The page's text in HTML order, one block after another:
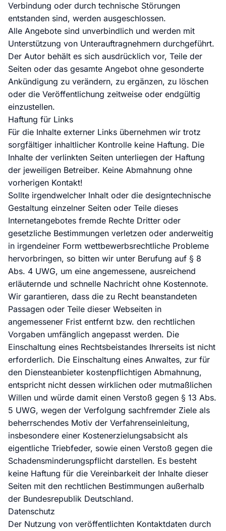
Verbindung oder durch technische Störungen
entstanden sind, werden ausgeschlossen.
Alle Angebote sind unverbindlich und werden mit
Unterstützung von Unterauftragnehmern durchgeführt.
Der Autor behält es sich ausdrücklich vor, Teile der
Seiten oder das gesamte Angebot ohne gesonderte
Ankündigung zu verändern, zu ergänzen, zu löschen
oder die Veröffentlichung zeitweise oder endgültig
einzustellen.
Haftung für Links
Für die Inhalte externer Links übernehmen wir trotz
sorgfältiger inhaltlicher Kontrolle keine Haftung. Die
Inhalte der verlinkten Seiten unterliegen der Haftung
der jeweiligen Betreiber. Keine Abmahnung ohne
vorherigen Kontakt!
Sollte irgendwelcher Inhalt oder die designtechnische
Gestaltung einzelner Seiten oder Teile dieses
Internetangebotes fremde Rechte Dritter oder
gesetzliche Bestimmungen verletzen oder anderweitig
in irgendeiner Form wettbewerbsrechtliche Probleme
hervorbringen, so bitten wir unter Berufung auf § 8
Abs. 4 UWG, um eine angemessene, ausreichend
erläuternde und schnelle Nachricht ohne Kostennote.
Wir garantieren, dass die zu Recht beanstandeten
Passagen oder Teile dieser Webseiten in
angemessener Frist entfernt bzw. den rechtlichen
Vorgaben umfänglich angepasst werden. Die
Einschaltung eines Rechtsbeistandes Ihrerseits ist nicht
erforderlich. Die Einschaltung eines Anwaltes, zur für
den Diensteanbieter kostenpflichtigen Abmahnung,
entspricht nicht dessen wirklichen oder mutmaßlichen
Willen und würde damit einen Verstoß gegen § 13 Abs.
5 UWG, wegen der Verfolgung sachfremder Ziele als
beherrschendes Motiv der Verfahrenseinleitung,
insbesondere einer Kostenerzielungsabsicht als
eigentliche Triebfeder, sowie einen Verstoß gegen die
Schadensminderungspflicht darstellen. Es besteht
keine Haftung für die Vereinbarkeit der Inhalte dieser
Seiten mit den rechtlichen Bestimmungen außerhalb
der Bundesrepublik Deutschland.
Datenschutz
Der Nutzung von veröffentlichten Kontaktdaten durch